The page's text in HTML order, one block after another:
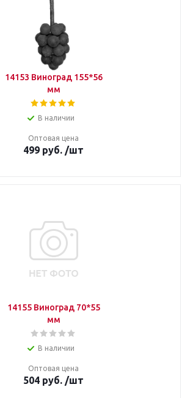
14153 Виноград 155*56
мм
В наличии
Оптовая цена
499 руб. /шт
14155 Виноград 70*55
мм
В наличии
Оптовая цена
504 руб. /шт